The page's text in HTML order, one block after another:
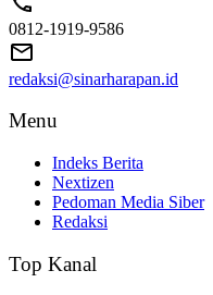
0812-1919-9586
redaksi@sinarharapan.id
Menu
Indeks Berita
Nextizen
Pedoman Media Siber
Redaksi
Top Kanal